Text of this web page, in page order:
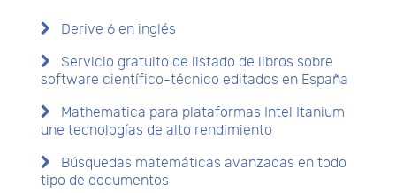
Derive 6 en inglés
Servicio gratuito de listado de libros sobre
software científico-técnico editados en España
Mathematica para plataformas Intel Itanium
une tecnologías de alto rendimiento
Búsquedas matemáticas avanzadas en todo
tipo de documentos